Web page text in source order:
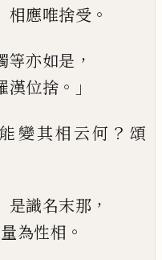
相應唯捨受 。
等亦如是 ，
漢位捨 。」
變其相云何 ？ 頌
是識名末那 ，
為性相 。